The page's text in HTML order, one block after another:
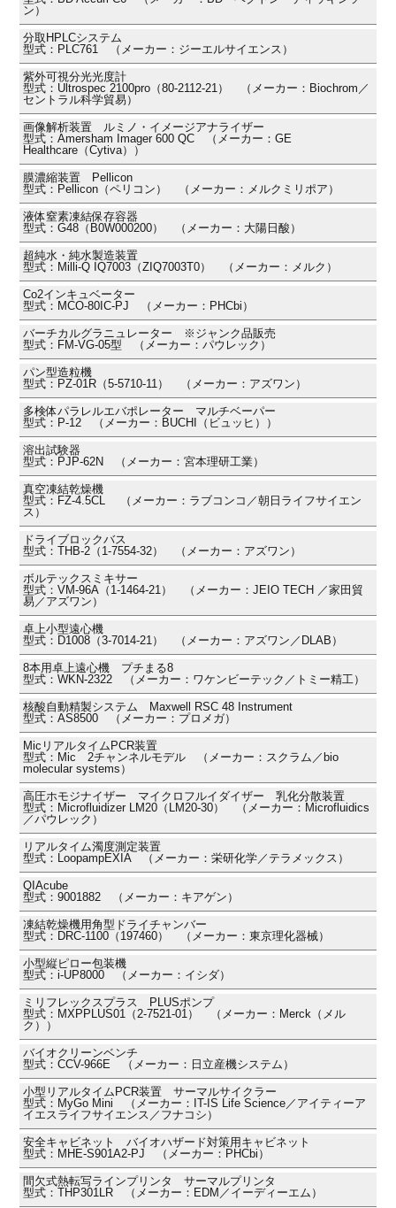
ン）
分取HPLCシステム
型式：PLC761 （メーカー：ジーエルサイエンス）
紫外可視分光光度計
型式：Ultrospec 2100pro（80-2112-21） （メーカー：Biochrom／
セントラル科学貿易）
画像解析装置 ルミノ・イメージアナライザー
型式：Amersham Imager 600 QC （メーカー：GE
Healthcare（Cytiva））
膜濃縮装置 Pellicon
型式：Pellicon（ペリコン） （メーカー：メルクミリポア）
液体窒素凍結保存容器
型式：G48（B0W000200） （メーカー：大陽日酸）
超純水・純水製造装置
型式：Milli-Q IQ7003（ZIQ7003T0） （メーカー：メルク）
Co2インキュベーター
型式：MCO-80IC-PJ （メーカー：PHCbi）
バーチカルグラニュレーター ※ジャンク品販売
型式：FM-VG-05型 （メーカー：パウレック）
パン型造粒機
型式：PZ-01R（5-5710-11） （メーカー：アズワン）
多検体パラレルエバポレーター マルチベーパー
型式：P-12 （メーカー：BUCHI（ビュッヒ））
溶出試験器
型式：PJP-62N （メーカー：宮本理研工業）
真空凍結乾燥機
型式：FZ-4.5CL （メーカー：ラブコンコ／朝日ライフサイエン
ス）
ドライブロックバス
型式：THB-2（1-7554-32） （メーカー：アズワン）
ボルテックスミキサー
型式：VM-96A（1-1464-21） （メーカー：JEIO TECH ／家田貿
易／アズワン）
卓上小型遠心機
型式：D1008（3-7014-21） （メーカー：アズワン／DLAB）
8本用卓上遠心機 プチまる8
型式：WKN-2322 （メーカー：ワケンビーテック／トミー精工）
核酸自動精製システム Maxwell RSC 48 Instrument
型式：AS8500 （メーカー：プロメガ）
MicリアルタイムPCR装置
型式：Mic 2チャンネルモデル （メーカー：スクラム／bio
molecular systems）
高圧ホモジナイザー マイクロフルイダイザー 乳化分散装置
型式：Microfluidizer LM20（LM20-30） （メーカー：Microfluidics
／パウレック）
リアルタイム濁度測定装置
型式：LoopampEXIA （メーカー：栄研化学／テラメックス）
QIAcube
型式：9001882 （メーカー：キアゲン）
凍結乾燥機用角型ドライチャンバー
型式：DRC-1100（197460） （メーカー：東京理化器械）
小型縦ピロー包装機
型式：i-UP8000 （メーカー：イシダ）
ミリフレックスプラス PLUSポンプ
型式：MXPPLUS01（2-7521-01） （メーカー：Merck（メル
ク））
バイオクリーンベンチ
型式：CCV-966E （メーカー：日立産機システム）
小型リアルタイムPCR装置 サーマルサイクラー
型式：MyGo Mini （メーカー：IT-IS Life Science／アイティーア
イエスライフサイエンス／フナコシ）
安全キャビネット バイオハザード対策用キャビネット
型式：MHE-S901A2-PJ （メーカー：PHCbi）
間欠式熱転写ラインプリンタ サーマルプリンタ
型式：THP301LR （メーカー：EDM／イーディーエム）